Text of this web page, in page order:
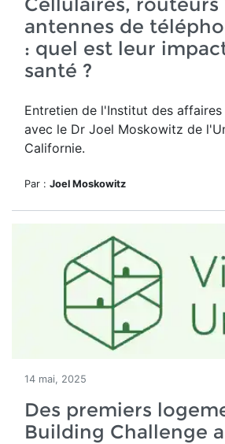
antennes de
: quel est leur
santé ?
Entretien de l'Institut des
avec le Dr Joel Moskowitz de
Californie.
Par : Joel Moskowitz
14 mai, 2025
Des premiers
Building Challenge